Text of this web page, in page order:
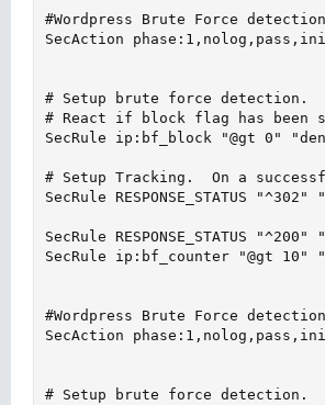
#Wordpress Brute Force detection
SecAction
# Setup brute force detection.
# React if block flag has been
SecRule ip:bf_block "@gt 0"
# Setup Tracking.  On a
SecRule RESPONSE_STATUS
SecRule RESPONSE_STATUS
SecRule ip:bf_counter "@gt
#Wordpress Brute Force detection
SecAction
# Setup brute force detection.